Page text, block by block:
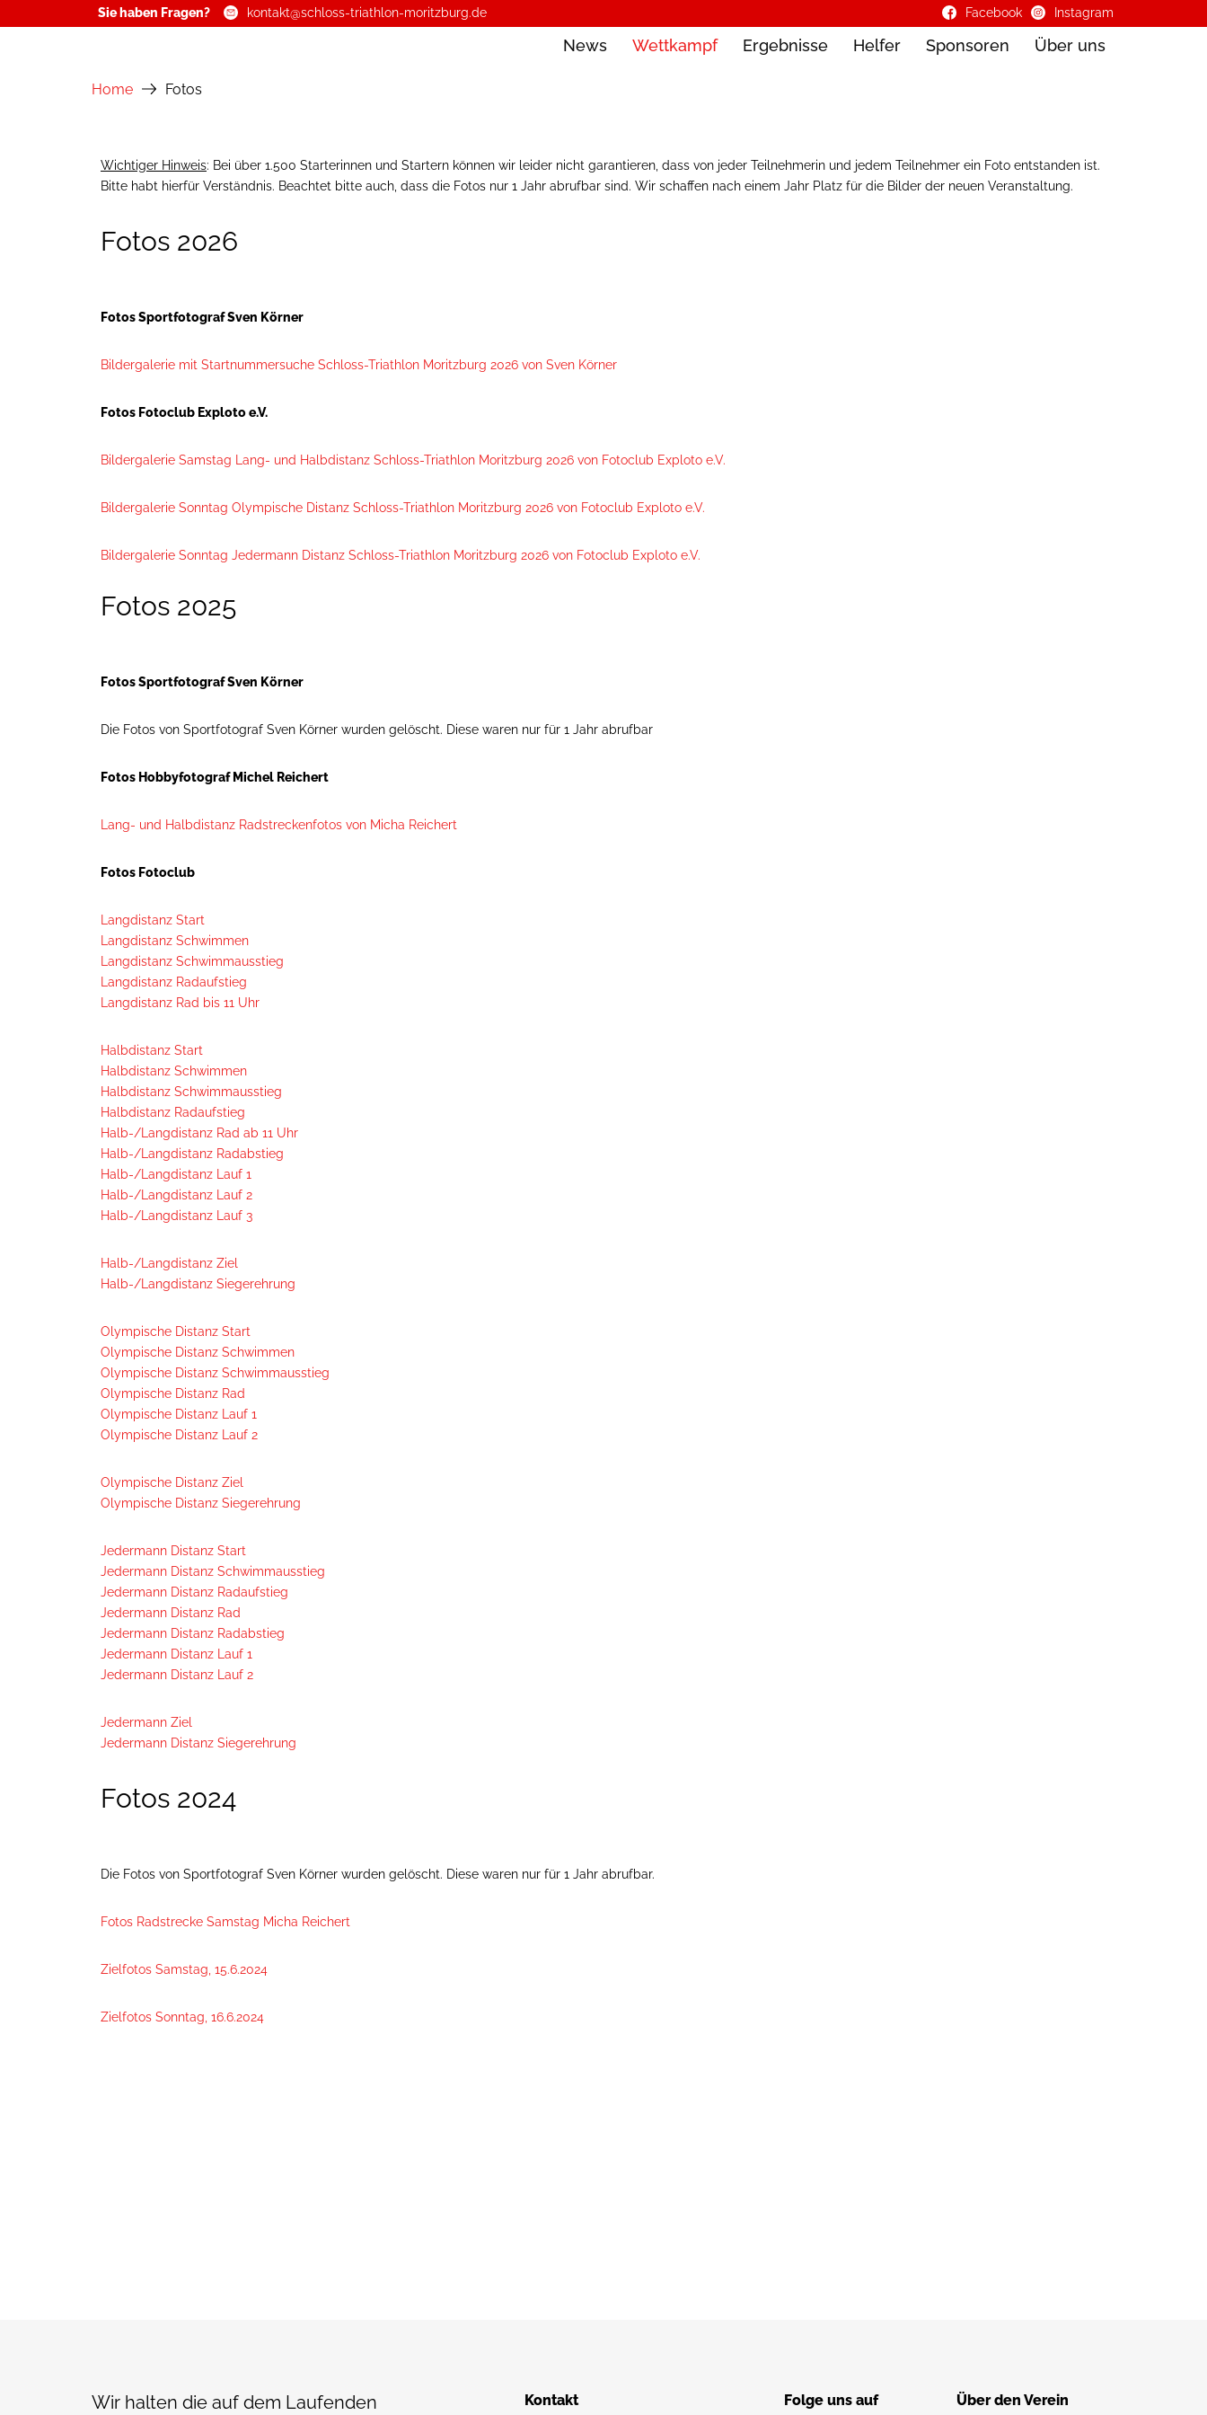
Sie haben Fragen? kontakt@schloss-triathlon-moritzburg.de Facebook Instagram
News Wettkampf Ergebnisse Helfer Sponsoren Über uns
Home Fotos
Wichtiger Hinweis: Bei über 1.500 Starterinnen und Startern können wir leider nicht garantieren, dass von jeder Teilnehmerin und jedem Teilnehmer ein Foto entstanden ist.
Bitte habt hierfür Verständnis. Beachtet bitte auch, dass die Fotos nur 1 Jahr abrufbar sind. Wir schaffen nach einem Jahr Platz für die Bilder der neuen Veranstaltung.
Fotos 2026
Fotos Sportfotograf Sven Körner
Bildergalerie mit Startnummersuche Schloss-Triathlon Moritzburg 2026 von Sven Körner
Fotos Fotoclub Exploto e.V.
Bildergalerie Samstag Lang- und Halbdistanz Schloss-Triathlon Moritzburg 2026 von Fotoclub Exploto e.V.
Bildergalerie Sonntag Olympische Distanz Schloss-Triathlon Moritzburg 2026 von Fotoclub Exploto e.V.
Bildergalerie Sonntag Jedermann Distanz Schloss-Triathlon Moritzburg 2026 von Fotoclub Exploto e.V.
Fotos 2025
Fotos Sportfotograf Sven Körner
Die Fotos von Sportfotograf Sven Körner wurden gelöscht. Diese waren nur für 1 Jahr abrufbar
Fotos Hobbyfotograf Michel Reichert
Lang- und Halbdistanz Radstreckenfotos von Micha Reichert
Fotos Fotoclub
Langdistanz Start
Langdistanz Schwimmen
Langdistanz Schwimmausstieg
Langdistanz Radaufstieg
Langdistanz Rad bis 11 Uhr
Halbdistanz Start
Halbdistanz Schwimmen
Halbdistanz Schwimmausstieg
Halbdistanz Radaufstieg
Halb-/Langdistanz Rad ab 11 Uhr
Halb-/Langdistanz Radabstieg
Halb-/Langdistanz Lauf 1
Halb-/Langdistanz Lauf 2
Halb-/Langdistanz Lauf 3
Halb-/Langdistanz Ziel
Halb-/Langdistanz Siegerehrung
Olympische Distanz Start
Olympische Distanz Schwimmen
Olympische Distanz Schwimmausstieg
Olympische Distanz Rad
Olympische Distanz Lauf 1
Olympische Distanz Lauf 2
Olympische Distanz Ziel
Olympische Distanz Siegerehrung
Jedermann Distanz Start
Jedermann Distanz Schwimmausstieg
Jedermann Distanz Radaufstieg
Jedermann Distanz Rad
Jedermann Distanz Radabstieg
Jedermann Distanz Lauf 1
Jedermann Distanz Lauf 2
Jedermann Ziel
Jedermann Distanz Siegerehrung
Fotos 2024
Die Fotos von Sportfotograf Sven Körner wurden gelöscht. Diese waren nur für 1 Jahr abrufbar.
Fotos Radstrecke Samstag Micha Reichert
Zielfotos Samstag, 15.6.2024
Zielfotos Sonntag, 16.6.2024
Wir halten die auf dem Laufenden Kontakt Folge uns auf Über den Verein